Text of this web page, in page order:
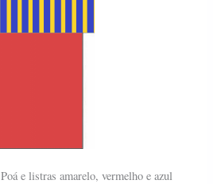
Poá e listras amarelo, vermelho e azul